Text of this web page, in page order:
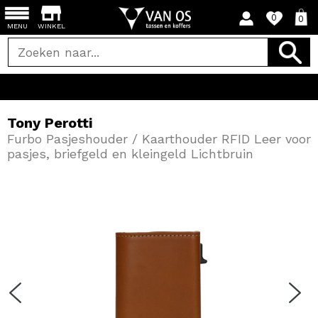
WINKEL
0 0
MENU
Tony Perotti
Furbo Pasjeshouder / Kaarthouder RFID Leer voor
pasjes, briefgeld en kleingeld Lichtbruin